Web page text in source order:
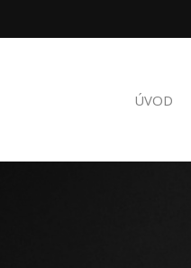
ÚVOD